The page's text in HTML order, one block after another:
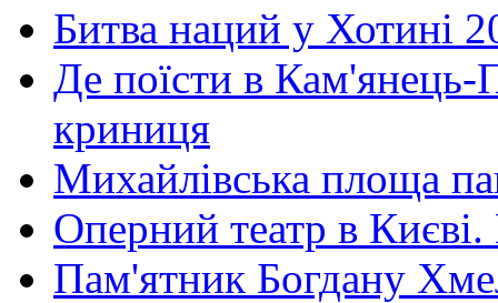
Битва наций у Хотині
Де поїсти в Кам'янець-
криниця
Михайлівська площа
Оперний театр в
Пам'ятник Богдану